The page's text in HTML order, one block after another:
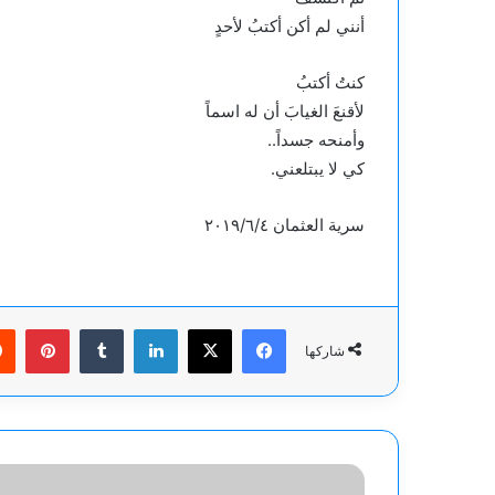
أنني لم أكن أكتبُ لأحدٍ
كنتُ أكتبُ
لأقنعَ الغيابَ أن له اسماً
وأمنحه جسداً..
كي لا يبتلعني.
سرية العثمان ٢٠١٩/٦/٤
شاركها
فيسبوك
‫X لينكدإن
ترامب: